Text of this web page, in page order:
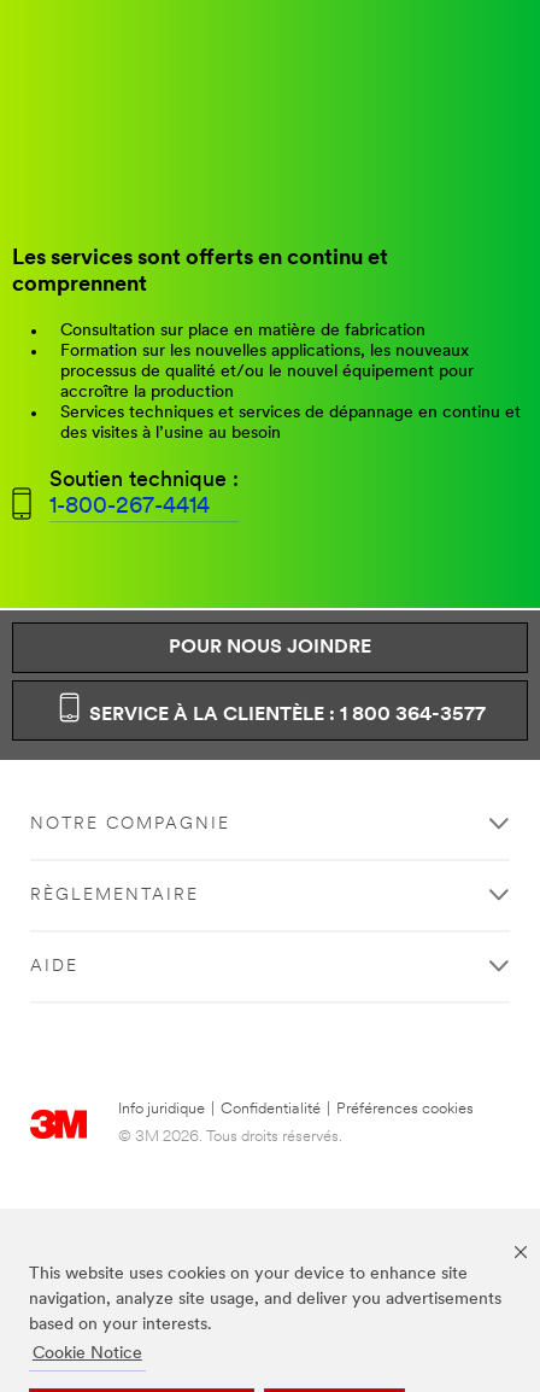
This website uses cookies on your device to enhance site
navigation, analyze site usage, and deliver you advertisements
based on your interests.
Cookie Notice
Les services sont offerts en continu et
comprennent
Consultation sur place en matière de fabrication
Formation sur les nouvelles applications, les nouveaux
processus de qualité et/ou le nouvel équipement pour
accroître la production
Services techniques et services de dépannage en continu et
des visites à l’usine au besoin
Soutien technique :
1-800-267-4414
POUR NOUS JOINDRE
SERVICE À LA CLIENTÈLE : 1 800 364-3577
NOTRE COMPAGNIE
RÈGLEMENTAIRE
AIDE
Info juridique Confidentialité
Préférences cookies
© 3M 2026. Tous droits réservés.